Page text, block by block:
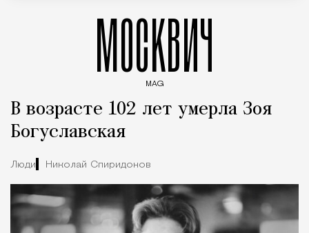
МОСКВИЧ
MAG
В возрасте 102 лет умерла Зоя
Богуславская
Люди Николай Спиридонов